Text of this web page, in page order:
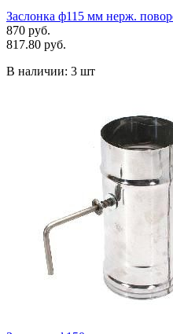
Заслонка ф115 мм нерж.
870 руб.
817.80 руб.
В наличии: 3 шт